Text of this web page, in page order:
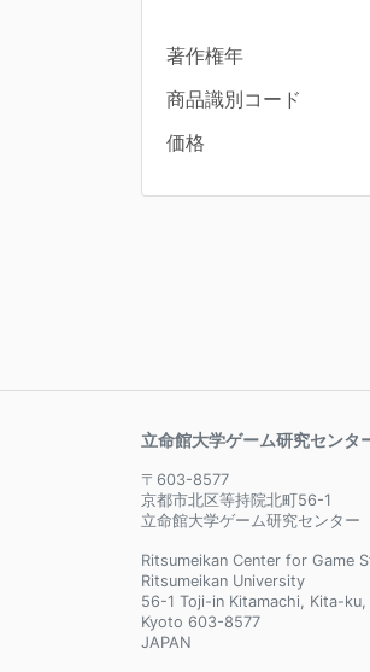
著作権年
商品識別コード
価格
立命館大学ゲーム研究センタ
〒603-8577
京都市北区等持院北町56-1
立命館大学ゲーム研究センター
Ritsumeikan Center for Game
Ritsumeikan University
56-1 Toji-in Kitamachi, Kita-ku,
Kyoto 603-8577
JAPAN